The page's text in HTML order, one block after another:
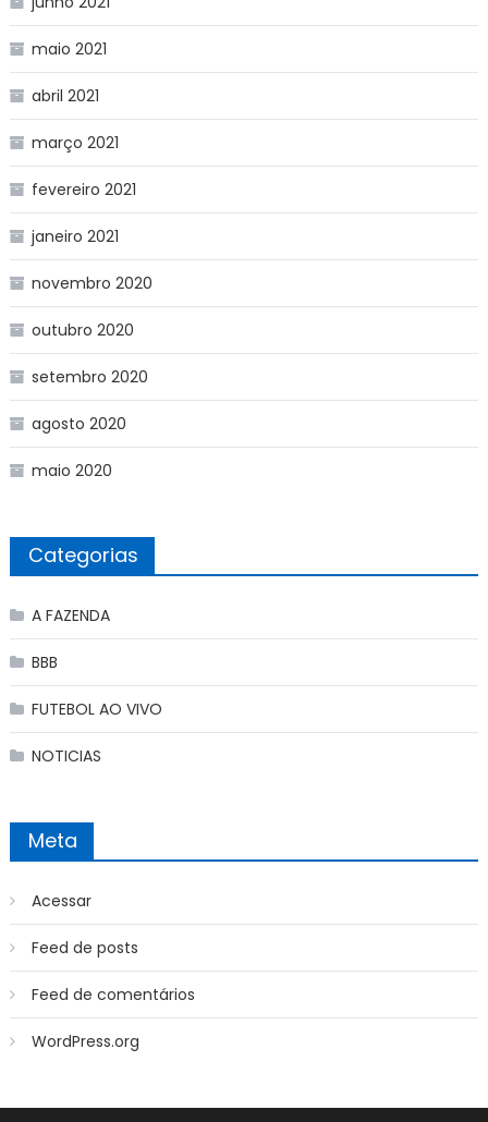
maio 2021
abril 2021
março 2021
fevereiro 2021
janeiro 2021
novembro 2020
outubro 2020
setembro 2020
agosto 2020
maio 2020
Categorias
A FAZENDA
BBB
FUTEBOL AO VIVO
NOTICIAS
Meta
Acessar
Feed de posts
Feed de comentários
WordPress.org